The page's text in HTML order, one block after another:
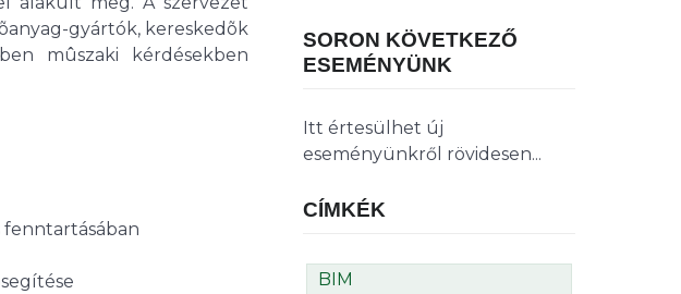
gyártók, kereskedõk
mûszaki kérdésekben
fenntartásában
SORON KÖVETKEZŐ
ESEMÉNYÜNK
Itt értesülhet új
eseményünkről rövidesen...
CÍMKÉK
BIM